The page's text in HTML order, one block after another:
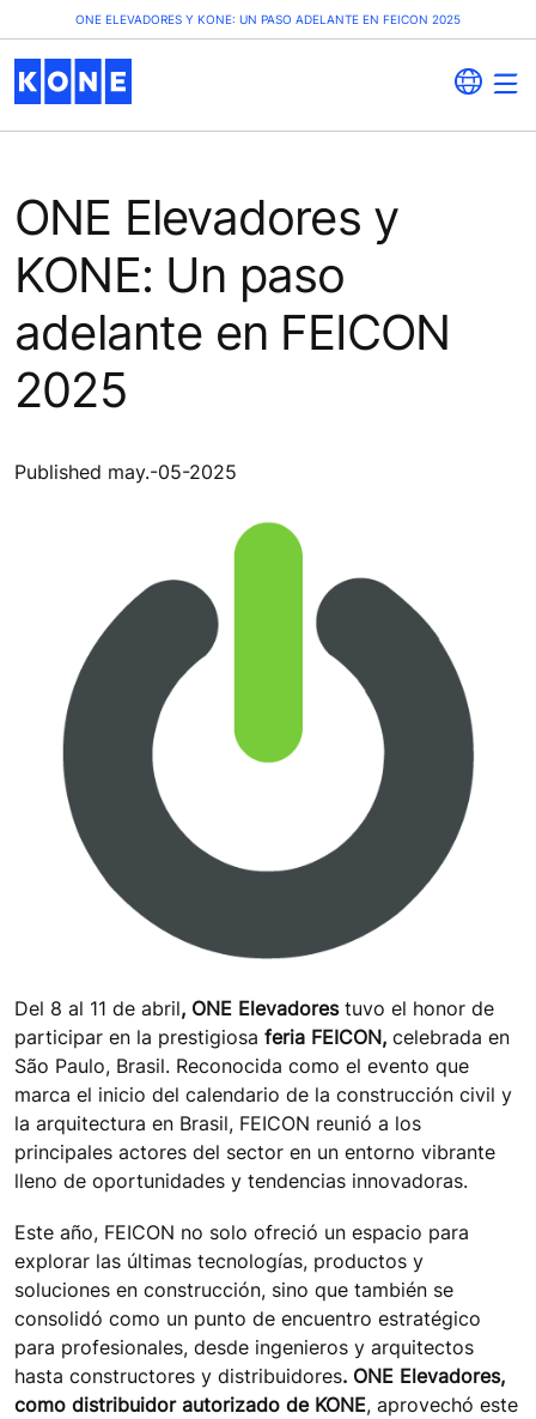
ONE ELEVADORES Y KONE: UN PASO ADELANTE EN FEICON 2025
ONE Elevadores y
KONE: Un paso
adelante en FEICON
2025
Published may.-05-2025
Del 8 al 11 de abril, ONE Elevadorestuvo el honor de
participar en la prestigiosa feria FEICON, celebrada en
São Paulo, Brasil. Reconocida como el evento que
marca el inicio del calendario de la construcción civil y
la arquitectura en Brasil, FEICON reunió a los
principales actores del sector en un entorno vibrante
lleno de oportunidades y tendencias innovadoras.
Este año, FEICON no solo ofreció un espacio para
explorar las últimas tecnologías, productos y
soluciones en construcción, sino que también se
consolidó como un punto de encuentro estratégico
para profesionales, desde ingenieros y arquitectos
hasta constructores y distribuidores. ONE Elevadores,
como distribuidor autorizado de KONE, aprovechó este